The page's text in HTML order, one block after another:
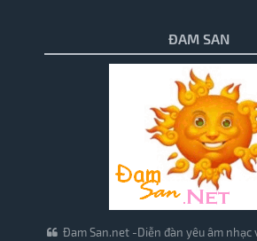
ĐAM SAN
Đam San.net -Diễn đàn yêu âm nhạc